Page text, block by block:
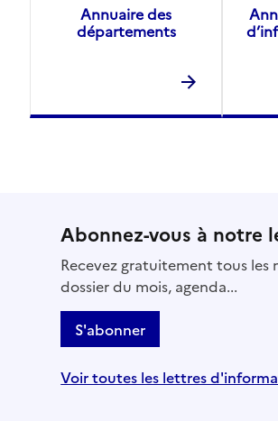
Annuaire des
départements
Abonnez-vous à
Recevez gratuitement tous
dossier du mois, agenda...
S'abonner
Voir toutes les lettres